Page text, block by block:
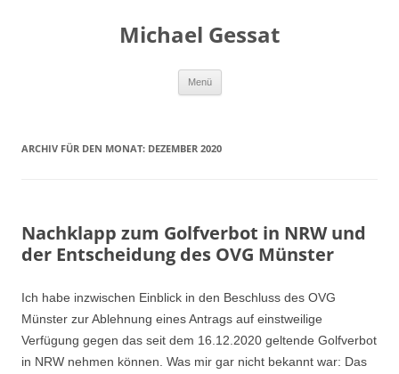
Michael Gessat
Menü Zum
springen
ARCHIV FÜR DEN MONAT: DEZEMBER 2020
Nachklapp zum Golfverbot in NRW und
der Entscheidung des OVG Münster
Ich habe inzwischen Einblick in den Beschluss des OVG
Münster zur Ablehnung eines Antrags auf einstweilige
Verfügung gegen das seit dem 16.12.2020 geltende Golfverbot
in NRW nehmen können. Was mir gar nicht bekannt war: Das